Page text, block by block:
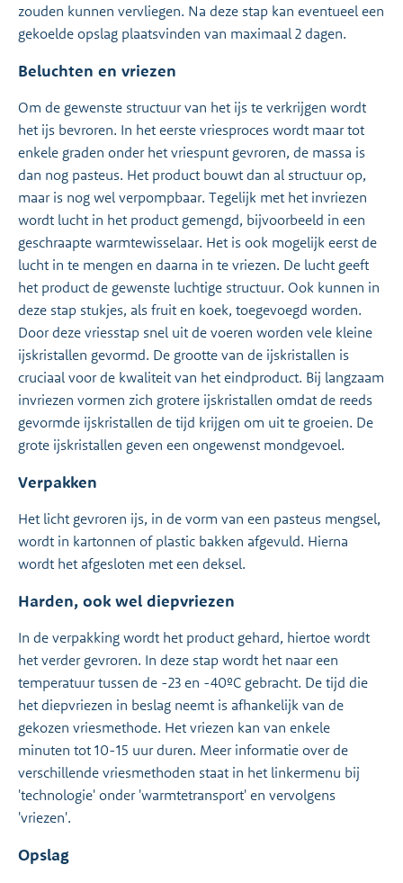
zouden kunnen vervliegen. Na deze stap kan eventueel een
gekoelde opslag plaatsvinden van maximaal 2 dagen.
Beluchten en vriezen
Om de gewenste structuur van het ijs te verkrijgen wordt
het ijs bevroren. In het eerste vriesproces wordt maar tot
enkele graden onder het vriespunt gevroren, de massa is
dan nog pasteus. Het product bouwt dan al structuur op,
maar is nog wel verpompbaar. Tegelijk met het invriezen
wordt lucht in het product gemengd, bijvoorbeeld in een
geschraapte warmtewisselaar. Het is ook mogelijk eerst de
lucht in te mengen en daarna in te vriezen. De lucht geeft
het product de gewenste luchtige structuur. Ook kunnen in
deze stap stukjes, als fruit en koek, toegevoegd worden.
Door deze vriesstap snel uit de voeren worden vele kleine
ijskristallen gevormd. De grootte van de ijskristallen is
cruciaal voor de kwaliteit van het eindproduct. Bij langzaam
invriezen vormen zich grotere ijskristallen omdat de reeds
gevormde ijskristallen de tijd krijgen om uit te groeien. De
grote ijskristallen geven een ongewenst mondgevoel.
Verpakken
Het licht gevroren ijs, in de vorm van een pasteus mengsel,
wordt in kartonnen of plastic bakken afgevuld. Hierna
wordt het afgesloten met een deksel.
Harden, ook wel diepvriezen
In de verpakking wordt het product gehard, hiertoe wordt
het verder gevroren. In deze stap wordt het naar een
temperatuur tussen de -23 en -40ºC gebracht. De tijd die
het diepvriezen in beslag neemt is afhankelijk van de
gekozen vriesmethode. Het vriezen kan van enkele
minuten tot 10-15 uur duren. Meer informatie over de
verschillende vriesmethoden staat in het linkermenu bij
'technologie' onder 'warmtetransport' en vervolgens
'vriezen'.
Opslag